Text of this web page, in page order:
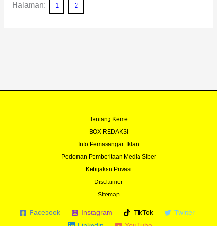
Halaman: 1 2
Tentang Keme
BOX REDAKSI
Info Pemasangan Iklan
Pedoman Pemberitaan Media Siber
Kebijakan Privasi
Disclaimer
Sitemap
Facebook Instagram TikTok
Twitter